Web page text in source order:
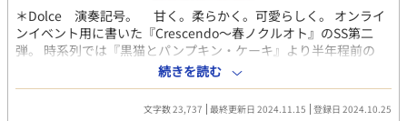
＊Dolce 演奏記号。 甘く。柔らかく。可愛らしく。 オンライ
ンイベント用に書いた『Crescendo～春ノクルオト』のSS第二
弾。 時系列では『黒猫とパンプキン・ケーキ』より半年程前の
話。 詩雨とハルが同居するお話。ちょっと切なく、そして甘々な
お話。 表紙 もちねこ様 X/＠mochi299299
続きを読む
文字数 23,737 最終更新日 2024.11.15 登録日 2024.10.25